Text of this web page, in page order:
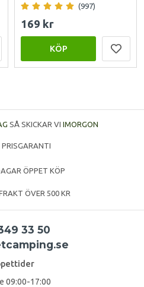
(997)
169 kr
KÖP
SÅ SKICKAR VI IMORGON
PRISGARANTI
ÖPPET KÖP
ÖVER 500 KR
33 50
09:00-17:00